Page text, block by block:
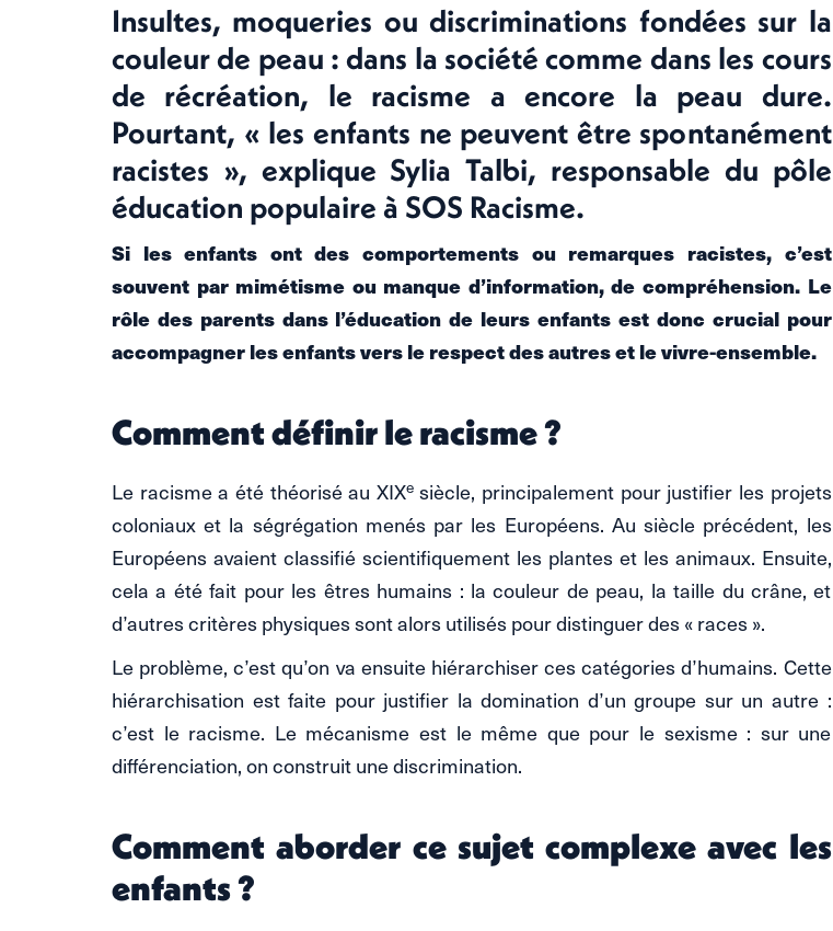
Insultes, moqueries ou discriminations fondées sur la
couleur de peau : dans la société comme dans les cours
de récréation, le racisme a encore la peau dure.
Pourtant, « les enfants ne peuvent être spontanément
racistes », explique Sylia Talbi, responsable du pôle
éducation populaire à SOS Racisme.
Si les enfants ont des comportements ou remarques racistes, c’est
souvent par mimétisme ou manque d’information, de compréhension. Le
rôle des parents dans l’éducation de leurs enfants est donc crucial pour
accompagner les enfants vers le respect des autres et le vivre-ensemble.
Comment définir le racisme ?
Le racisme a été théorisé au XIXesiècle, principalement pour justifier les projets
coloniaux et la ségrégation menés par les Européens. Au siècle précédent, les
Européens avaient classifié scientifiquement les plantes et les animaux. Ensuite,
cela a été fait pour les êtres humains : la couleur de peau, la taille du crâne, et
d’autres critères physiques sont alors utilisés pour distinguer des « races ».
Le problème, c’est qu’on va ensuite hiérarchiser ces catégories d’humains. Cette
hiérarchisation est faite pour justifier la domination d’un groupe sur un autre :
c’est le racisme. Le mécanisme est le même que pour le sexisme : sur une
différenciation, on construit une discrimination.
Comment aborder ce sujet complexe avec les
enfants ?